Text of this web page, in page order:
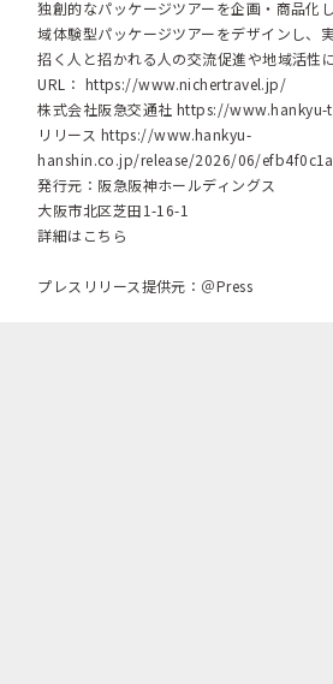
独創的なパッケージツアーを企画・商品化
域体験型パッケージツアーをデザインし、
招く人と招かれる人の交流促進や地域活性
URL： https://www.nichertravel.jp/
株式会社阪急交通社 https://www.hankyu-
リリース https://www.hankyu-
hanshin.co.jp/release/2026/06/
発行元：阪急阪神ホールディングス
大阪市北区芝田1-16-1
詳細はこちら
プレスリリース提供元：＠Press